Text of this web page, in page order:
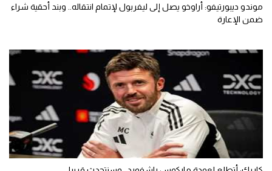
موندو ديبورتيفو: أراوخو يصل إلى ليفربول لإتمام انتقاله.. وبند أحقية شراء
ضمن الإعارة